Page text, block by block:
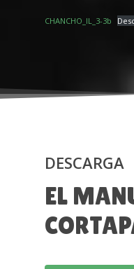
CHANCHO_IL_3-3b
DESCARGA
EL